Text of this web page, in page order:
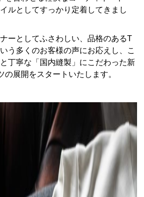
ルとしてすっかり定着してきまし
ーとしてふさわしい、品格のあるT
う多くのお客様の声にお応えし、こ
丁寧な「国内縫製」にこだわった新
の展開をスタートいたします。